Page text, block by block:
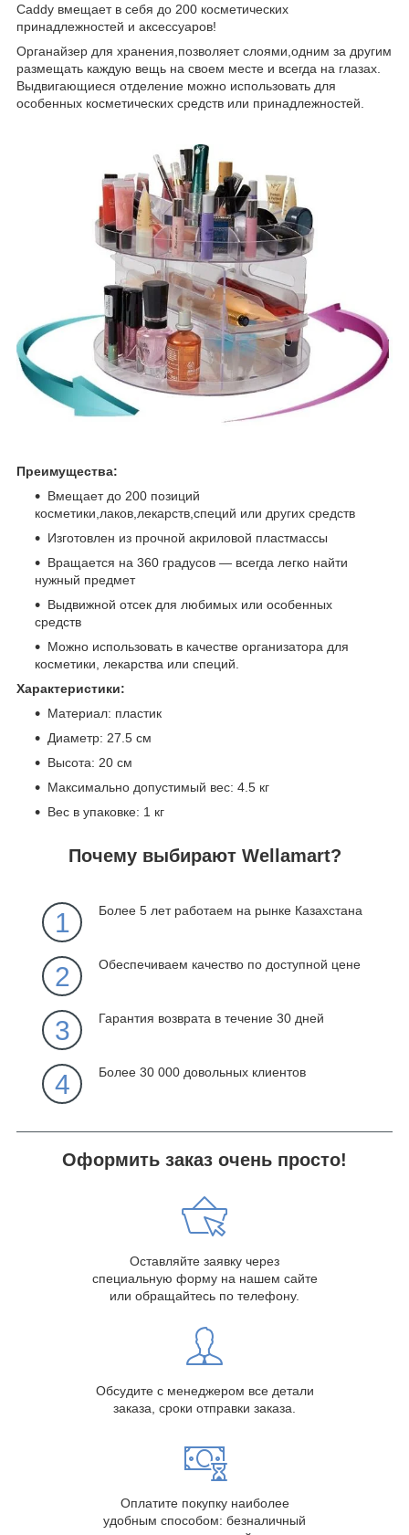
Caddy вмещает в себя до 200 косметических
принадлежностей и аксессуаров!
Органайзер для хранения,позволяет слоями,одним за другим
размещать каждую вещь на своем месте и всегда на глазах.
Выдвигающиеся отделение можно использовать для
особенных косметических средств или принадлежностей.
Преимущества:
Вмещает до 200 позиций
косметики,лаков,лекарств,специй или других средств
Изготовлен из прочной акриловой пластмассы
Вращается на 360 градусов ― всегда легко найти
нужный предмет
Выдвижной отсек для любимых или особенных
средств
Можно использовать в качестве организатора для
косметики, лекарства или специй.
Характеристики:
Материал: пластик
Диаметр: 27.5 см
Высота: 20 см
Максимально допустимый вес: 4.5 кг
Вес в упаковке: 1 кг
Почему выбирают Wellamart?
1 Более 5 лет работаем на рынке Казахстана
2 Обеспечиваем качество по доступной цене
3 Гарантия возврата в течение 30 дней
4 Более 30 000 довольных клиентов
Оформить заказ очень просто!
Оставляйте заявку через
специальную форму на нашем сайте
или обращайтесь по телефону.
Обсудите с менеджером все детали
заказа, сроки отправки заказа.
Оплатите покупку наиболее
удобным способом: безналичный